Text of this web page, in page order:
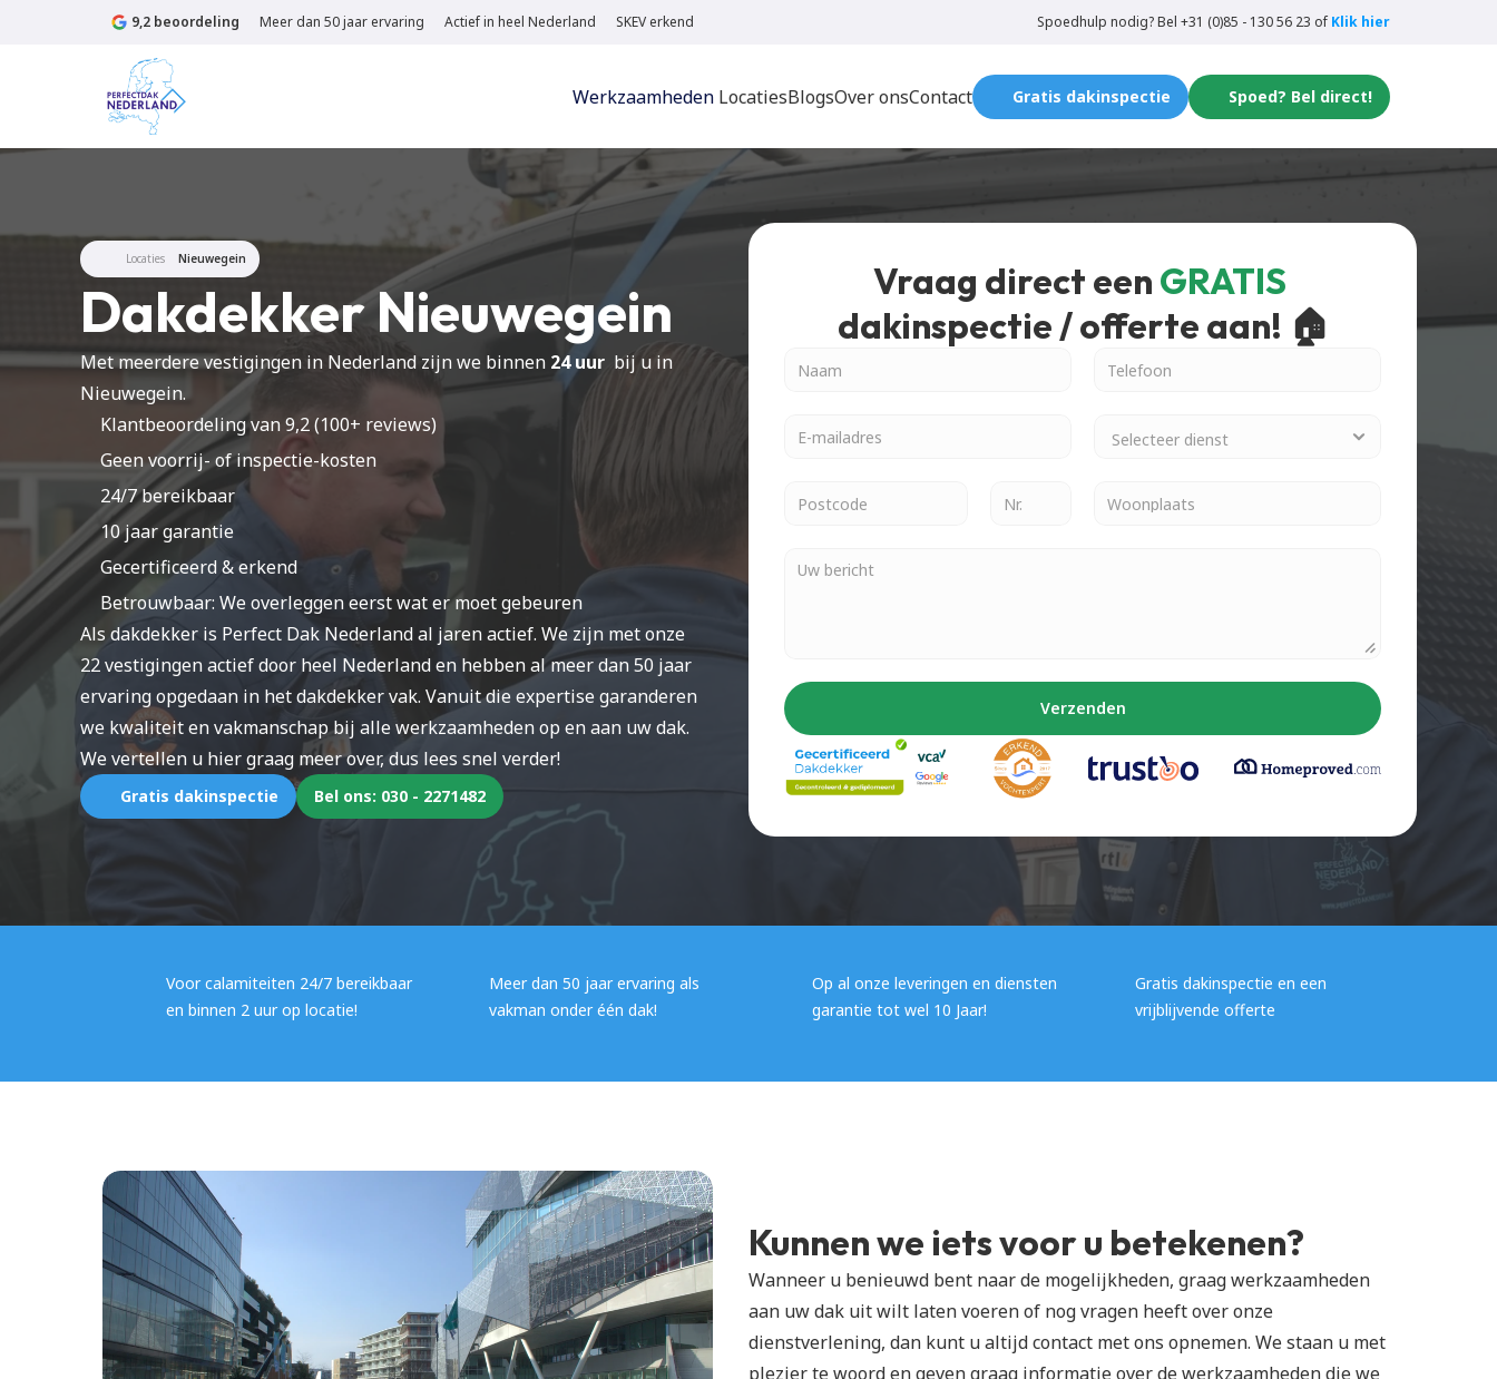
9,2 beoordeling Meer dan 50 jaar ervaring Actief in heel Nederland SKEV erkend Spoedhulp nodig? Bel +31 (0)85 - 130 56 23 of Klik hier
Werkzaamheden LocatiesBlogsOver onsContact Gratis dakinspectie Spoed? Bel direct!
Locaties Nieuwegein
Dakdekker Nieuwegein
Met meerdere vestigingen in Nederland zijn we binnen 24 uur
  bij u in
Nieuwegein.
Klantbeoordeling van 9,2 (100+ reviews)
Geen voorrij- of inspectie-kosten
24/7 bereikbaar
10 jaar garantie
Gecertificeerd & erkend
Betrouwbaar: We overleggen eerst wat er moet gebeuren
Als dakdekker is Perfect Dak Nederland al jaren actief. We zijn met onze
22 vestigingen actief door heel Nederland en hebben al meer dan 50 jaar
ervaring opgedaan in het dakdekker vak. Vanuit die expertise garanderen
we kwaliteit en vakmanschap bij alle werkzaamheden op en aan uw dak.
We vertellen u hier graag meer over, dus lees snel verder!
Gratis dakinspectie Bel ons: 030 - 2271482
Vraag direct een
dakinspectie / offerte aan! 🏠
Verzenden
Voor calamiteiten 24/7 bereikbaar
en binnen 2 uur op locatie!
Meer dan 50 jaar ervaring als
vakman onder één dak!
Op al onze leveringen en diensten
garantie tot wel 10 Jaar!
Gratis dakinspectie en een
vrijblijvende offerte
Kunnen we iets voor u betekenen?
Wanneer u benieuwd bent naar de mogelijkheden, graag werkzaamheden
aan uw dak uit wilt laten voeren of nog vragen heeft over onze
dienstverlening, dan kunt u altijd contact met ons opnemen. We staan u met
plezier te woord en geven graag informatie over de werkzaamheden die we